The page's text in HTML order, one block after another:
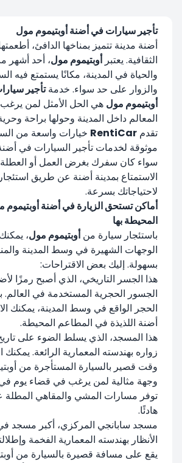
تأجير سيارات في أضنة أوبتيموم مول
أضنة مدينة تتميز بمناخها الدافئ، أطعمتها
الثقافية. يعتبرأوبتيموم مول، أحد أشهر
والحياة في المدينة، مكانًا يستمتع فيه
والزوار على حد سواء. خدمةتأجير
أوبتيموم مول هي الحل الأمثل لمن
المعالم داخل المدينة وحولها براحة
تقدم RentiCar خيارات واسعة من
موثوقة لخدمات تأجير السيارات في
سواء كان سفرك بغرض العمل أو
الاستمتاع بمدينة أضنة عن طريق
لاحتياجاتك بسرعة.
أماكن تستحق الزيارة في أضنة
المحيطة بها
باستئجار سيارة منأوبتيموم مول،
الوجهات الشهيرة في وسط المدينة
بسهولة. إليك بعض الاقتراحات:
هذا الجسر التاريخي، الذي أصبح رمزًا
الجسور الحجرية المستخدمة في العالم.
الحجر الواقع في وسط المدينة، يمكنك
أضنة اللذيذة في المطاعم المحيطة.
هذا المسجد، الذي يسلط الضوء على تاريخ
زواره بهندسته المعمارية الرائعة.
وقت قصير بالسيارة المستأجرة من
وجهة مثالية لمن يرغب في قضاء يوم
توفر مسارات المشي والمقاهي المطلة
هادئًا.
مسجد سابانجي المركزي، أكبر مسجد
الأنظار بهندسته المعمارية الفخمة
يقع على مسافة قصيرة بالسيارة من